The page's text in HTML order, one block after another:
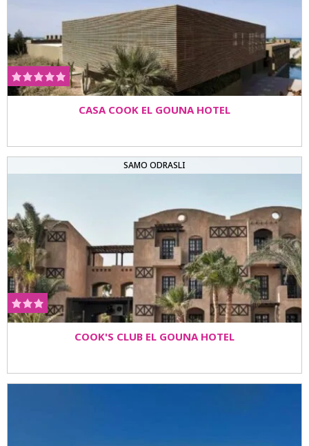
CASA COOK EL GOUNA HOTEL
SAMO ODRASLI
COOK'S CLUB EL GOUNA HOTEL